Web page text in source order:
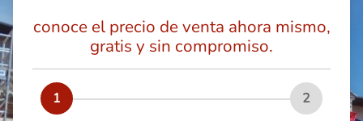
conoce el precio de venta ahora mismo,
gratis y sin compromiso.
1 2